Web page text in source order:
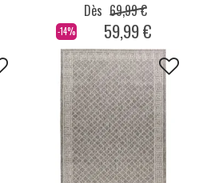
-14%
Dès 69,99 €
59,99 €